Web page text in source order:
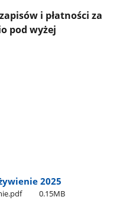
i płatności za
pod wyżej
2025
0.15MB